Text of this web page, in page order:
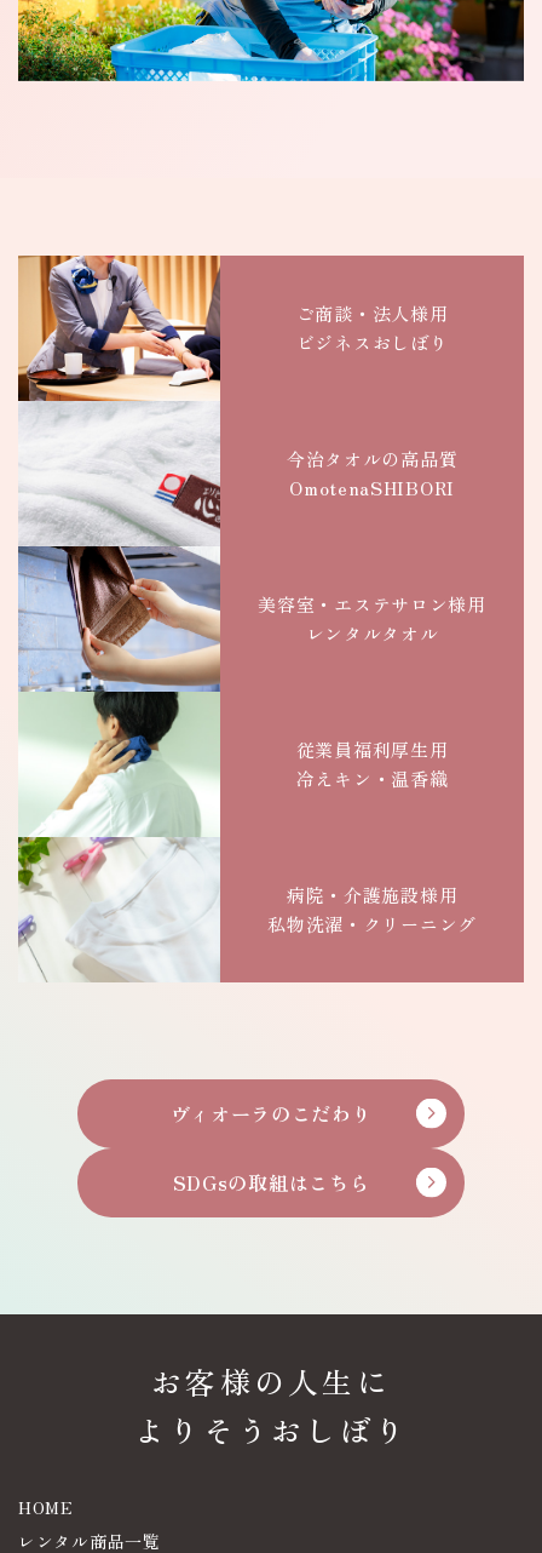
ご商談・法人様用
ビジネスおしぼり
今治タオルの高品質
OmotenaSHIBORI
美容室・エステサロン様用
レンタルタオル
従業員福利厚生用
冷えキン・温香織
病院・介護施設様用
私物洗濯・クリーニング
ヴィオーラのこだわり
SDGsの取組はこちら
お客様の人生に
よりそうおしぼり
HOME
レンタル商品一覧